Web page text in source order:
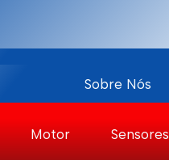
Sobre Nós
Motor Sensores